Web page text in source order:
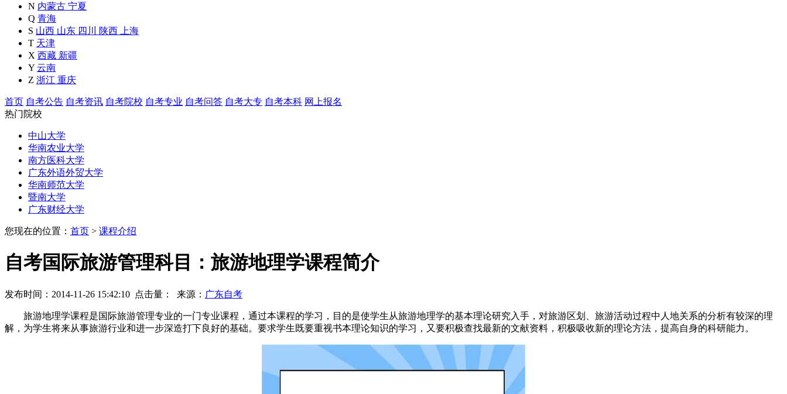
N 内蒙古 宁夏
Q 青海
S 山西 山东 四川 陕西
上海
T 天津
X 西藏 新疆
Y 云南
Z 浙江 重庆
首页 自考公告 自考资讯 自考院校 自考专业 自考问答 自考大专 自考本科 网上报名
热门院校
中山大学
华南农业大学
南方医科大学
广东外语外贸大学
华南师范大学
暨南大学
广东财经大学
您现在的位置： 首页 > 课程介绍
自考国际旅游管理科目：旅游地理学课程简介
发布时间：2014-11-26 15:42:10 点击量： 来源： 广东自考
旅游地理学课程是国际旅游管理专业的一门专业课程，通过本课程的学习，目的是使学生从旅游地理学的基本理论研究入手，对旅游区划、旅游活动过程中人地关系的分析有较深的理
解，为学生将来从事旅游行业和进一步深造打下良好的基础。要求学生既要重视书本理论知识的学习，又要积极查找最新的文献资料，积极吸收新的理论方法，提高自身的科研能力。